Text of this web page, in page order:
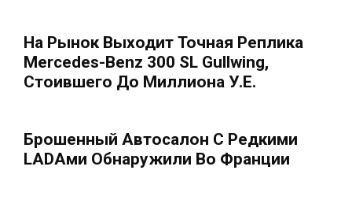
На Рынок Выходит Точная Реплика
Mercedes-Benz 300 SL Gullwing,
Стоившего До Миллиона У.е.
Брошенный Автосалон С Редкими
LADAми Обнаружили Во Франции